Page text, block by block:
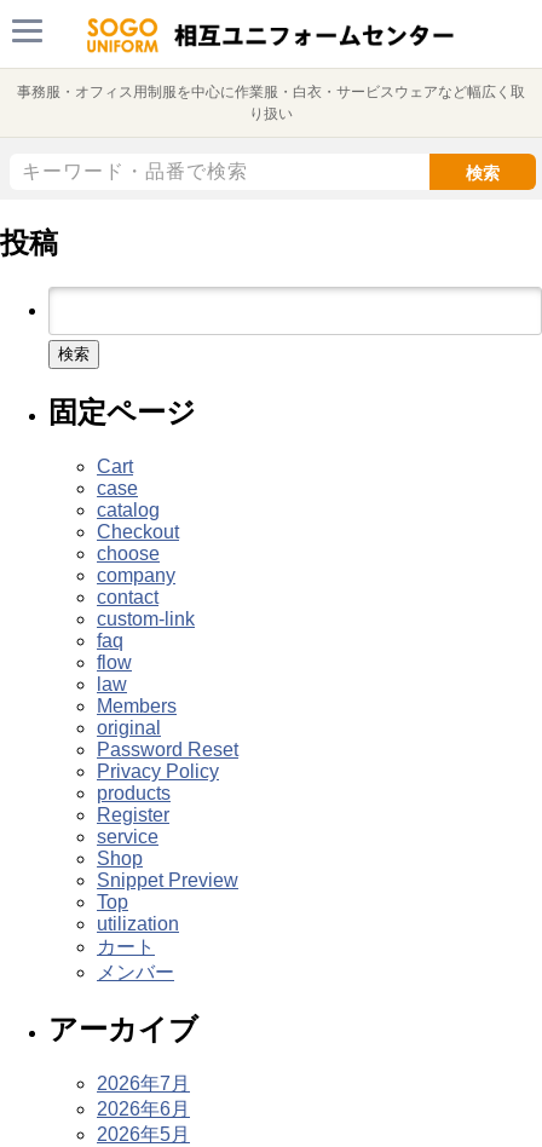
事務服・オフィス用制服を中心に作業服・白衣・サービスウェアなど幅広く取
り扱い
検索
投稿
検
固定ページ
Cart
case
catalog
Checkout
choose
company
contact
custom-link
faq
flow
law
Members
original
Password Reset
Privacy Policy
products
Register
service
Shop
Snippet Preview
Top
utilization
カート
メンバー
アーカイブ
2026年7月
2026年6月
2026年5月